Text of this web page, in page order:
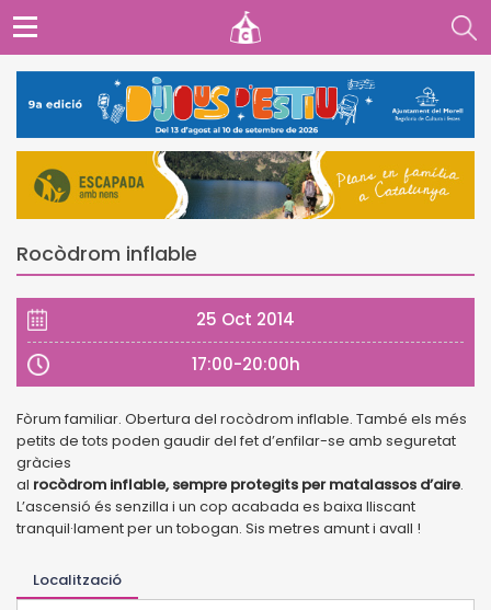
Rocòdrom inflable
25 Oct 2014
17:00-20:00h
Fòrum familiar. Obertura del rocòdrom inflable. També els més
petits de tots poden gaudir del fet d’enfilar-se amb seguretat
gràcies
al rocòdrom inflable, sempre protegits per matalassos d’aire.
L’ascensió és senzilla i un cop acabada es baixa lliscant
tranquil·lament per un tobogan. Sis metres amunt i avall !
Localització